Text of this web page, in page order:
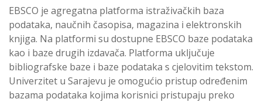
EBSCO je agregatna platforma istraživačkih baza
podataka, naučnih časopisa, magazina i elektronskih
knjiga. Na platformi su dostupne EBSCO baze podataka
kao i baze drugih izdavača. Platforma uključuje
bibliografske baze i baze podataka s cjelovitim tekstom.
Univerzitet u Sarajevu je omogućio pristup određenim
bazama podataka kojima korisnici pristupaju preko